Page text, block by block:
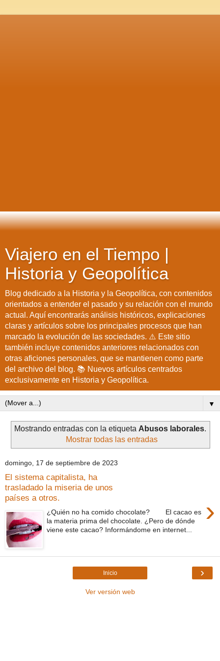
Viajero en el Tiempo |
Historia y Geopolítica
Blog dedicado a la Historia y la Geopolítica, con contenidos
orientados a entender el pasado y su relación con el mundo
actual. Aquí encontrarás análisis históricos, explicaciones
claras y artículos sobre los principales procesos que han
marcado la evolución de las sociedades. ⚠️ Este sitio
también incluye contenidos anteriores relacionados con
otras aficiones personales, que se mantienen como parte
del archivo del blog. 📚 Nuevos artículos centrados
exclusivamente en Historia y Geopolítica.
▼
Mostrando entradas con la etiqueta Abusos laborales.
Mostrar todas las entradas
domingo, 17 de septiembre de 2023
El sistema capitalista, ha
trasladado la miseria de unos
países a otros.
›
¿Quién no ha comido chocolate? El cacao es
la materia prima del chocolate. ¿Pero de dónde
viene este cacao? Informándome en internet...
›
Inicio
Ver versión web